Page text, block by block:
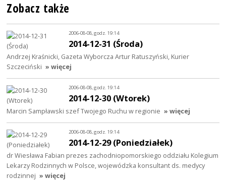
Zobacz także
2006-08-08, godz. 19:14
2014-12-31 (Środa)
Andrzej Kraśnicki, Gazeta Wyborcza Artur Ratuszyński, Kurier
Szczeciński » więcej
2006-08-08, godz. 19:14
2014-12-30 (Wtorek)
Marcin Sampławski szef Twojego Ruchu w regionie » więcej
2006-08-08, godz. 19:14
2014-12-29 (Poniedziałek)
dr Wiesława Fabian prezes zachodniopomorskiego oddziału Kolegium
Lekarzy Rodzinnych w Polsce, wojewódzka konsultant ds. medycy
rodzinnej » więcej